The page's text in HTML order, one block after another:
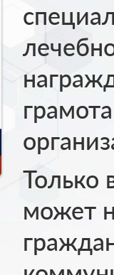
Только
может